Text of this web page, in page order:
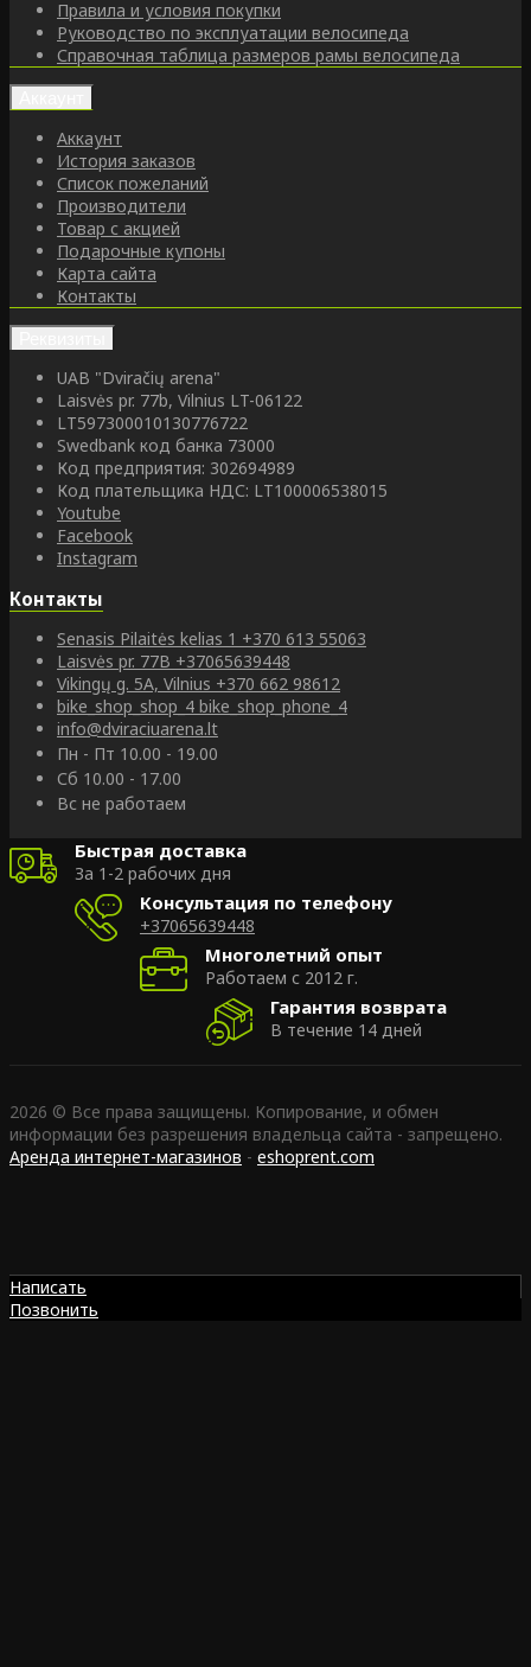
Правила и условия покупки
Руководство по эксплуатации велосипеда
Справочная таблица размеров рамы велосипеда
Аккаунт
История заказов
Список пожеланий
Производители
Товар с акцией
Подарочные купоны
Карта сайта
Контакты
UAB "Dviračių arena"
Laisvės pr. 77b, Vilnius LT-06122
LT597300010130776722
Swedbank код банка 73000
Код предприятия: 302694989
Код плательщика НДС: LT100006538015
Youtube
Facebook
Instagram
Контакты
Senasis Pilaitės kelias 1 +370 613 55063
Laisvės pr. 77B +37065639448
Vikingų g. 5A, Vilnius +370 662 98612
bike_shop_shop_4 bike_shop_phone_4
info@dviraciuarena.lt
Пн - Пт 10.00 - 19.00
Сб 10.00 - 17.00
Вс не работаем
Быстрая доставка
За 1-2 рабочих дня
Консультация по телефону
+37065639448
Многолетний опыт
Работаем с 2012 г.
Гарантия возврата
В течение 14 дней
2026 © Все права защищены. Копирование, и обмен
информации без разрешения владельца сайта - запрещено.
Аренда интернет-магазинов - eshoprent.com
Написать
Позвонить